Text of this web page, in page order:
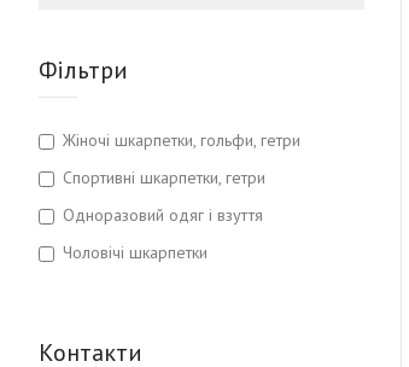
Фільтри
Жіночі шкарпетки, гольфи, гетри
Спортивні шкарпетки, гетри
Одноразовий одяг і взуття
Чоловічі шкарпетки
Контакти